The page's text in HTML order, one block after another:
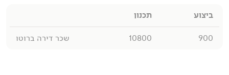
תכנון ביצוע
שכר דירה ברוטו 10800 900